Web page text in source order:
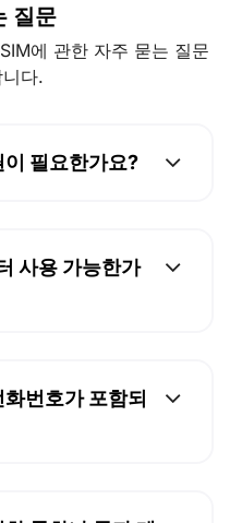
질문
에 관한 자주 묻는 질문
다.
필요한가요?
사용 가능한가
번호가 포함되